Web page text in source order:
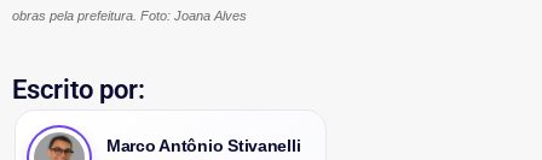
obras pela prefeitura. Foto: Joana Alves
Escrito por:
Marco Antônio Stivanelli